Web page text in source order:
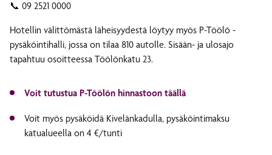
📞 09 2521 0000
Hotellin välittömästä läheisyydestä löytyy myös P-Töölö -
pysäköintihalli, jossa on tilaa 810 autolle. Sisään- ja ulosajo
tapahtuu osoitteessa Töölönkatu 23.
Voit tutustua P-Töölön hinnastoon täällä
Voit myös pysäköidä Kivelänkadulla, pysäköintimaksu
katualueella on 4 €/tunti